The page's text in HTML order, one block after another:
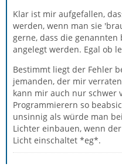
Klar ist mir aufgefallen,
werden, wenn man sie
gerne, dass die
angelegt werden. Egal ob
Bestimmt liegt der Fehler
jemanden, der mir
kann mir auch nur schwer
Programmierern so
unsinnig als würde man
Lichter einbauen, wenn
Licht einschaltet *eg*.